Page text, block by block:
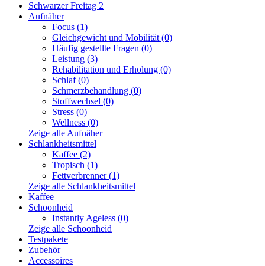
Schwarzer Freitag 2
Aufnäher
Focus (1)
Gleichgewicht und Mobilität (0)
Häufig gestellte Fragen (0)
Leistung (3)
Rehabilitation und Erholung (0)
Schlaf (0)
Schmerzbehandlung (0)
Stoffwechsel (0)
Stress (0)
Wellness (0)
Zeige alle Aufnäher
Schlankheitsmittel
Kaffee (2)
Tropisch (1)
Fettverbrenner (1)
Zeige alle Schlankheitsmittel
Kaffee
Schoonheid
Instantly Ageless (0)
Zeige alle Schoonheid
Testpakete
Zubehör
Accessoires